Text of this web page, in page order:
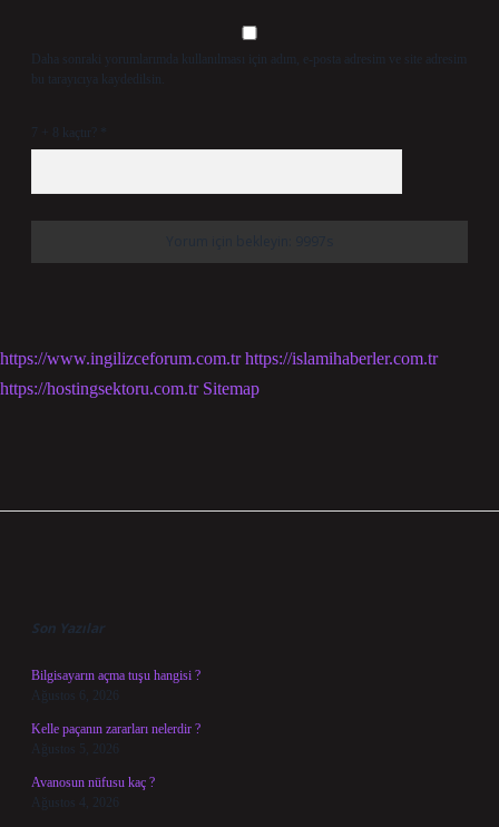
Daha sonraki yorumlarımda kullanılması için adım, e-posta adresim ve site adresim
bu tarayıcıya kaydedilsin.
7 + 8 kaçtır? *
https://www.ingilizceforum.com.tr https://islamihaberler.com.tr
https://hostingsektoru.com.tr Sitemap
Son Yazılar
Bilgisayarın açma tuşu hangisi ?
Ağustos 6, 2026
Kelle paçanın zararları nelerdir ?
Ağustos 5, 2026
Avanosun nüfusu kaç ?
Ağustos 4, 2026